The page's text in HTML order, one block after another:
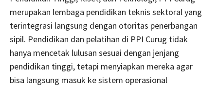
merupakan lembaga pendidikan teknis sektoral yang
terintegrasi langsung dengan otoritas penerbangan
sipil. Pendidikan dan pelatihan di PPI Curug tidak
hanya mencetak lulusan sesuai dengan jenjang
pendidikan tinggi, tetapi menyiapkan mereka agar
bisa langsung masuk ke sistem operasional